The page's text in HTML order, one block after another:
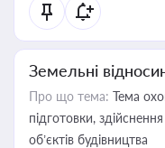
Земельні
Про що тема: Тема
підготовки,
об’єктів будівництва